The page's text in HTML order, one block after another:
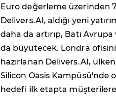
Euro değerleme üzerinden
Delivers.AI, aldığı yeni
daha da artırıp, Batı
da büyütecek. Londra
hazırlanan Delivers.AI,
Silicon Oasis Kampüsü'nde
hedefi ilk etapta